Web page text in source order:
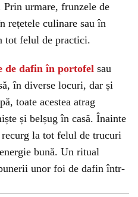
urmare, frunzele de
rețetele culinare sau în
tot felul de practici.
de dafin în portofel sau
în diverse locuri, dar și
toate acestea atrag
și belșug în casă. Înainte
la tot felul de trucuri
bună. Un ritual
unor foi de dafin într-